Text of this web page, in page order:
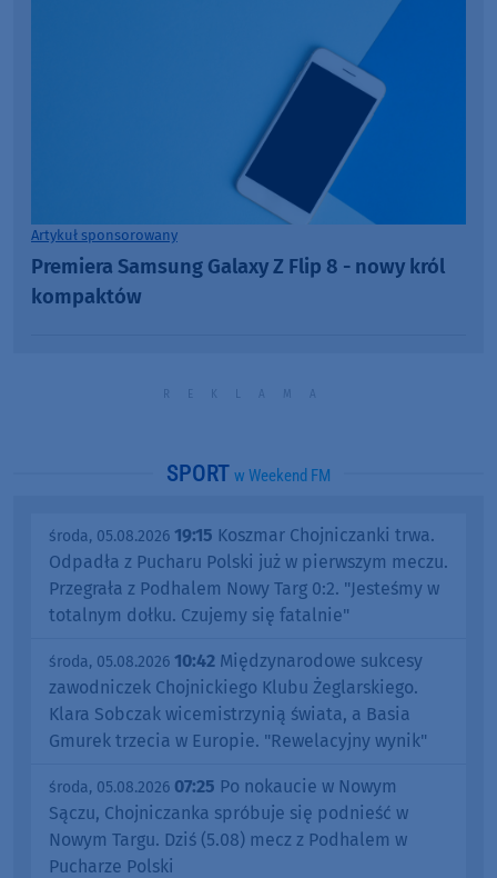
Artykuł sponsorowany
Premiera Samsung Galaxy Z Flip 8 - nowy król
kompaktów
SPORT w Weekend FM
środa, 05.08.2026 19:15 Koszmar Chojniczanki trwa.
Odpadła z Pucharu Polski już w pierwszym meczu.
Przegrała z Podhalem Nowy Targ 0:2. "Jesteśmy w
totalnym dołku. Czujemy się fatalnie"
środa, 05.08.2026 10:42 Międzynarodowe sukcesy
zawodniczek Chojnickiego Klubu Żeglarskiego.
Klara Sobczak wicemistrzynią świata, a Basia
Gmurek trzecia w Europie. "Rewelacyjny wynik"
środa, 05.08.2026 07:25 Po nokaucie w Nowym
Sączu, Chojniczanka spróbuje się podnieść w
Nowym Targu. Dziś (5.08) mecz z Podhalem w
Pucharze Polski